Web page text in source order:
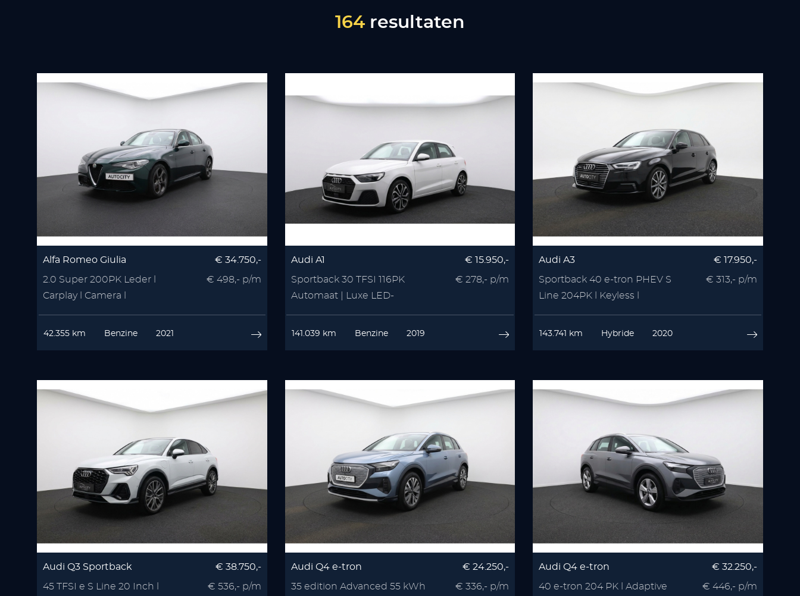
164 resultaten
Alfa Romeo Giulia
2.0 Super 200PK Leder l
Carplay l Camera l
€ 34.750,-
€ 498,- p/m
42.355 km Benzine 2021
Audi A1
Sportback 30 TFSI 116PK
Automaat | Luxe LED-
€ 15.950,-
€ 278,- p/m
141.039 km Benzine 2019
Audi A3
Sportback 40 e-tron PHEV S
Line 204PK l Keyless l
€ 17.950,-
€ 313,- p/m
143.741 km Hybride 2020
Audi Q3 Sportback
45 TFSI e S Line 20 Inch l
€ 38.750,-
€ 536,- p/m
Audi Q4 e-tron
35 edition Advanced 55 kWh
€ 24.250,-
€ 336,- p/m
Audi Q4 e-tron
40 e-tron 204 PK l Adaptive
€ 32.250,-
€ 446,- p/m